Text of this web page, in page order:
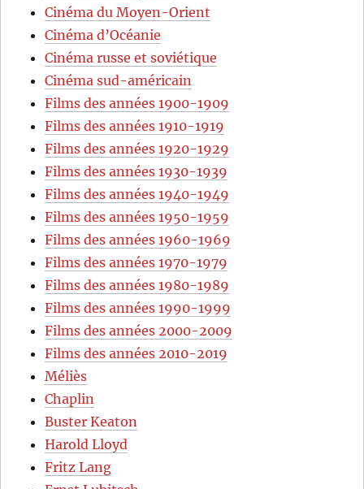
Cinéma du Moyen-Orient
Cinéma d’Océanie
Cinéma russe et soviétique
Cinéma sud-américain
Films des années 1900-1909
Films des années 1910-1919
Films des années 1920-1929
Films des années 1930-1939
Films des années 1940-1949
Films des années 1950-1959
Films des années 1960-1969
Films des années 1970-1979
Films des années 1980-1989
Films des années 1990-1999
Films des années 2000-2009
Films des années 2010-2019
Méliès
Chaplin
Buster Keaton
Harold Lloyd
Fritz Lang